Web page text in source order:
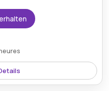
das kabelgebundene